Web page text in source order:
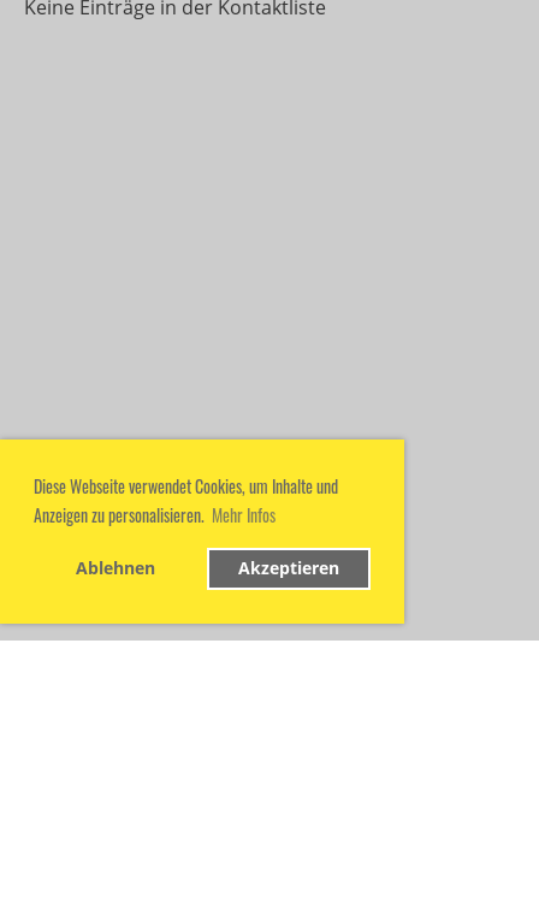
Diese Webseite verwendet Cookies, um Inhalte und
Anzeigen zu personalisieren. Mehr Infos
Ablehnen Akzeptieren
Keine Einträge in der Kontaktliste